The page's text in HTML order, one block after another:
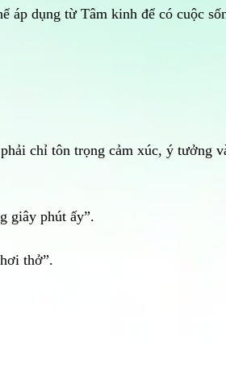
áp dụng từ Tâm kinh để có cuộc
chỉ tôn trọng cảm xúc, ý tưởng
giây phút ấy”.
thở”.